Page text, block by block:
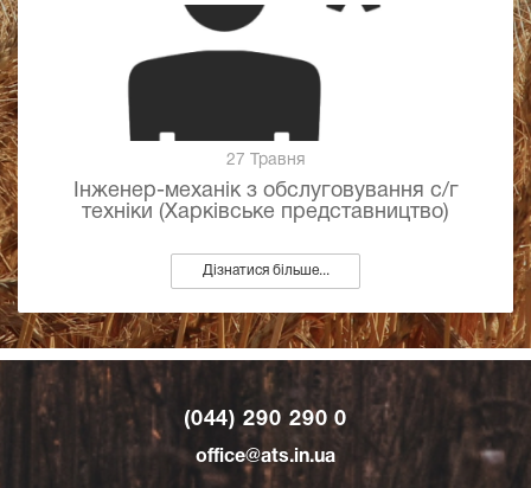
27 Травня
Інженер-механік з обслуговування с/г
техніки (Харківське представництво)
Дізнатися більше...
(044) 290 290 0
office@ats.in.ua